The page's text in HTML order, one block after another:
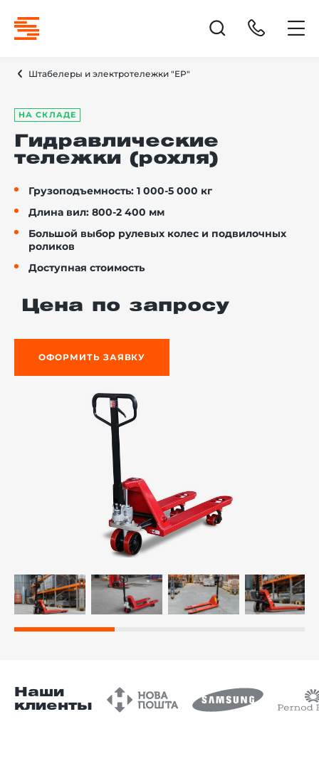
Штабелеры и электротележки "EP"
НА СКЛАДЕ
Гидравлические
тележки (рохля)
Грузоподъемность: 1 000-5 000 кг
Длина вил: 800-2 400 мм
Большой выбор рулевых колес и подвилочных
роликов
Доступная стоимость
Цена по запросу
ОФОРМИТЬ ЗАЯВКУ
Наши
клиенты